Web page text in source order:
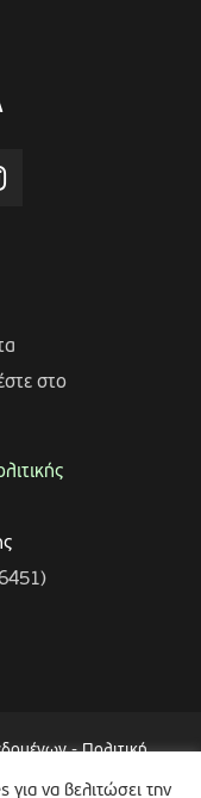
στο
-Πολιτική
Βιντεοεπιτήρησης
για να βελιτώσει την